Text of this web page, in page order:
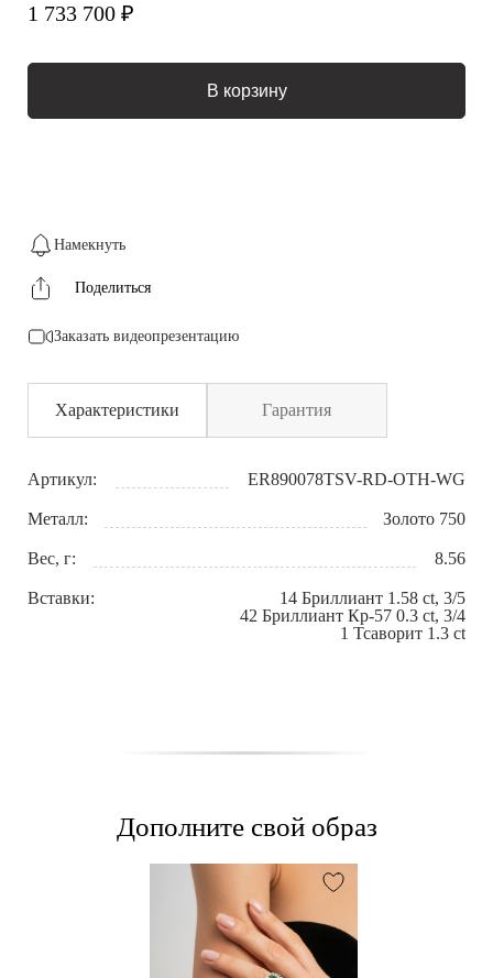
1 733 700 ₽
В корзину
Намекнуть
Поделиться
Заказать видеопрезентацию
Характеристики Гарантия
Артикул: ER890078TSV-RD-OTH-WG
Металл: Золото 750
Вес, г: 8.56
Вставки:
14 Бриллиант 1.58 сt, 3/5
42 Бриллиант Кр-57 0.3 сt, 3/4
1 Тсаворит 1.3 сt
Дополните свой образ